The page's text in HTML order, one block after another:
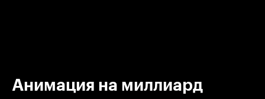
Анимация на миллиард